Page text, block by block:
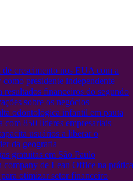
de crescimento nos EUA com a
presidente independente
financeiros do segundo
sobre os negócios
odontológica infantil em pauta
com 850 líderes empresariais
usuários a liberar o
da geografia
gratuitas em São Paulo
de Lean Office na prática
otimizar setor financeiro